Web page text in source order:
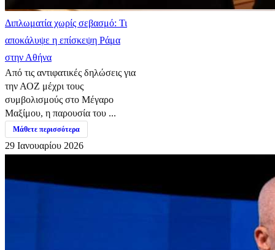
Διπλωματία χωρίς σεβασμό: Τι
αποκάλυψε η επίσκεψη Ράμα
στην Αθήνα
Από τις αντιφατικές δηλώσεις για
την ΑΟΖ μέχρι τους
συμβολισμούς στο Μέγαρο
Μαξίμου, η παρουσία του ...
Μάθετε περισσότερα
29 Ιανουαρίου 2026